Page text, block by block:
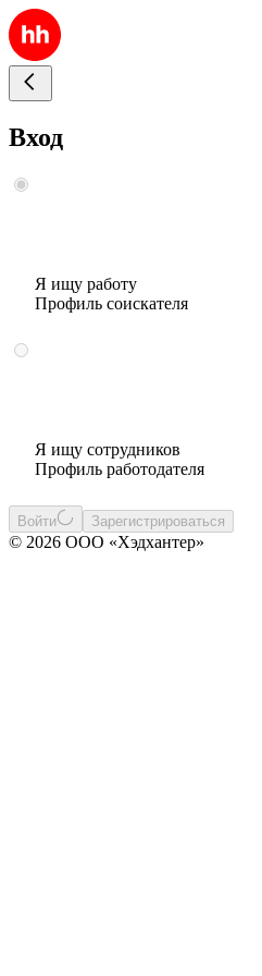
Вход
Я ищу работу
Профиль соискателя
Я ищу сотрудников
Профиль работодателя
Войти Зарегистрироваться
© 2026 ООО «Хэдхантер»